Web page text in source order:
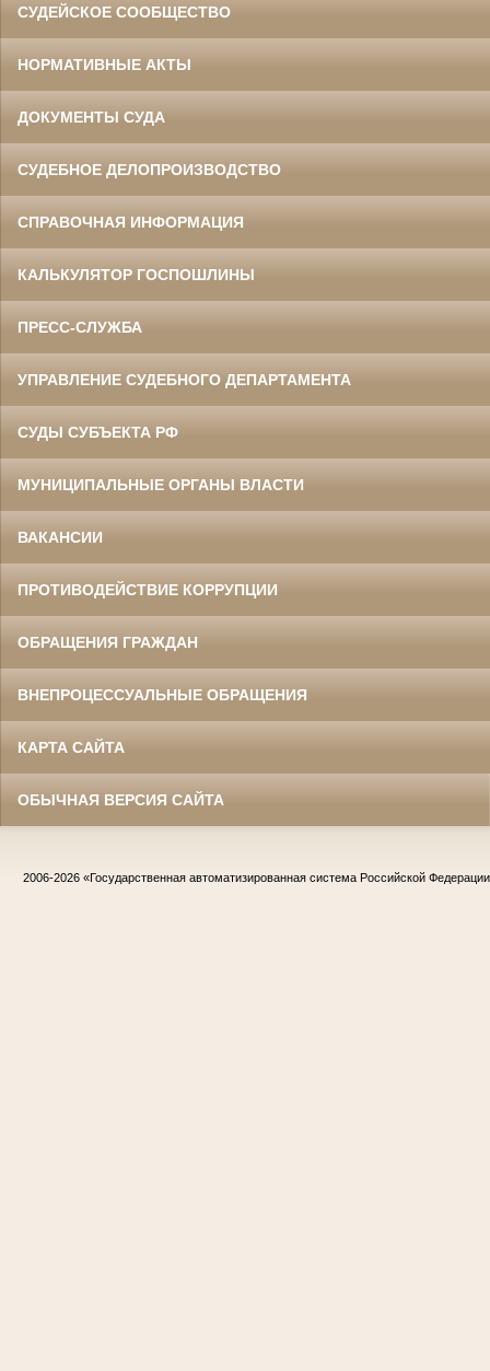
СУДЕЙСКОЕ СООБЩЕСТВО
НОРМАТИВНЫЕ АКТЫ
ДОКУМЕНТЫ СУДА
СУДЕБНОЕ ДЕЛОПРОИЗВОДСТВО
СПРАВОЧНАЯ ИНФОРМАЦИЯ
КАЛЬКУЛЯТОР ГОСПОШЛИНЫ
ПРЕСС-СЛУЖБА
УПРАВЛЕНИЕ СУДЕБНОГО ДЕПАРТАМЕНТА
СУДЫ СУБЪЕКТА РФ
МУНИЦИПАЛЬНЫЕ ОРГАНЫ ВЛАСТИ
ВАКАНСИИ
ПРОТИВОДЕЙСТВИЕ КОРРУПЦИИ
ОБРАЩЕНИЯ ГРАЖДАН
ВНЕПРОЦЕССУАЛЬНЫЕ ОБРАЩЕНИЯ
КАРТА САЙТА
ОБЫЧНАЯ ВЕРСИЯ САЙТА
2006-2026 «Государственная автоматизированная система Российской